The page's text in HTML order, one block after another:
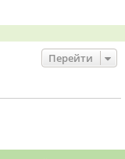
Перейти